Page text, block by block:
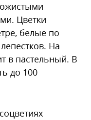
Цветки
белые по
На
в пастельный. В
до 100